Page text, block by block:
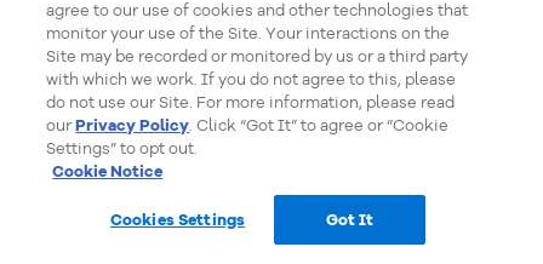
Ventas en línea
Acuerdo y fundamenta la terminación inmediata de la
cuenta. Nosotros no firmamos “Acuerdos de Negocios
Asociados” y Usted está de acuerdo en que HostGator no es
un Socio o subcontratista o agente suyo en virtud de
HIPAA. Si Usted tiene alguna pregunta respecto a la
seguridad de sus datos, deberá contactarnos por Ticket.
Compatibilidad con los Servicios
agree to our use of cookies and other technologies that
monitor your use of the Site. Your interactions on the
Site may be recorded or monitored by us or a third party
with which we work. If you do not agree to this, please
do not use our Site. For more information, please read
ourPrivacy Policy . Click “Got It” to agree or “Cookie
Settings” to opt out.
Cookie Notice
Cookies Settings Got It